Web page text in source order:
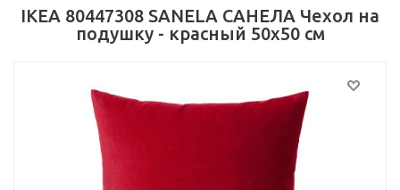
IKEA 80447308 SANELA САНЕЛА Чехол на
подушку - красный 50x50 см